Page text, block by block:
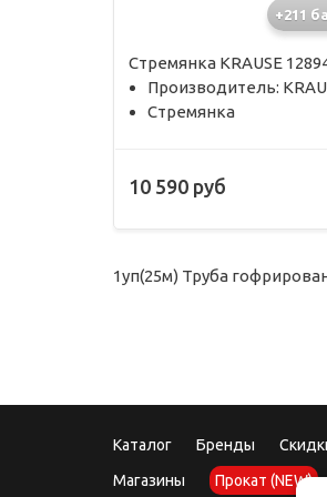
+211
Стремянка KRAUSE
Производитель:
Стремянка
10 590 руб
1уп(25м) Труба
Каталог Бренды
Магазины
Прокат (NEW)